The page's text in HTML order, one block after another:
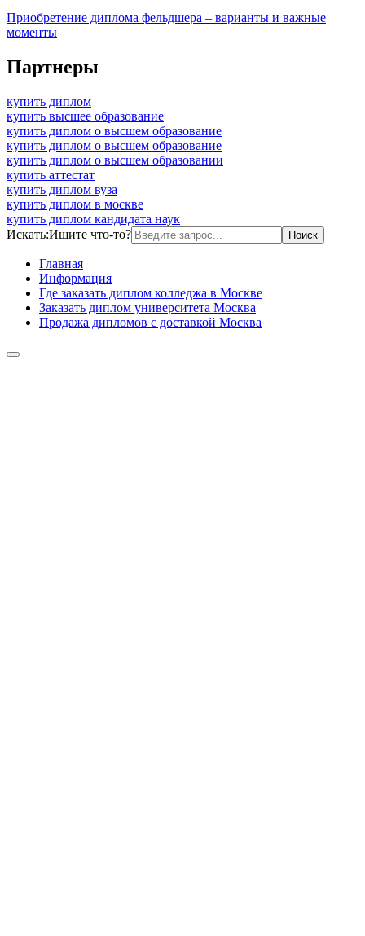
Приобретение диплома фельдшера – варианты и важные
моменты
Партнеры
купить диплом
купить высшее образование
купить диплом о высшем образование
купить диплом о высшем образование
купить диплом о высшем образовании
купить аттестат
купить диплом вуза
купить диплом в москве
купить диплом кандидата наук
Искать:Ищите что-то?
Главная
Информация
Где заказать диплом колледжа в Москве
Заказать диплом университета Москва
Продажа дипломов с доставкой Москва